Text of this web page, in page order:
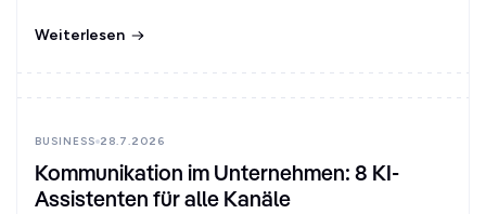
Weiterlesen
BUSINESS 28.7.2026
Kommunikation im Unternehmen: 8 KI-
Assistenten für alle Kanäle